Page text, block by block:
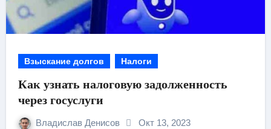
Взыскание долгов Налоги
Как узнать налоговую задолженность
через госуслуги
Владислав Денисов Окт 13, 2023